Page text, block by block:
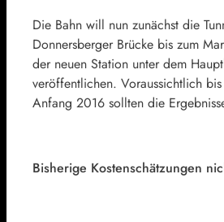
Die Bahn will nun zunächst die
Donnersberger Brücke bis zum
der neuen Station unter dem
veröffentlichen. Voraussichtlich
Anfang 2016 sollten die
Bisherige Kostenschätzungen